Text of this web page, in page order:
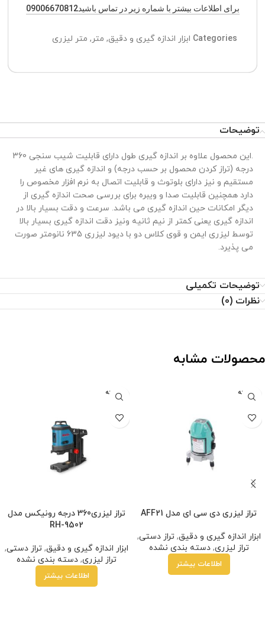
برای اطلاعات بیشتر با شماره زیر در تماس باشید09006670812
Categories ابزار اندازه گیری و دقیق, متر, متر لیزری
توضیحات
.این محصول علاوه بر اندازه گیری طول دارای قابلیت شیب سنجی 360
درجه (تراز کردن محصول بر حسب درجه) و اندازه گیری های غیر
مستقیم و نیز دارای بلوتوث و قابلیت اتصال به نرم افزار مخصوص را
دارد همچنین قابلیت صدا و ویبره برای بررسی صحت اندازه گیری از
دیگر امکانات حین اندازه گیری می باشد. سرعت و دقت بسیار بالا در
اندازه گیری یعنی کمتر از نیم ثانیه ونیز دقت اندازه گیری بسیار بالا
توسط لیزری ایمن و قوی کلاس دو با دیود لیزری 635 نانومتر صورت
می پذیرد.
توضیحات تکمیلی
نظرات (0)
محصولات مشابه
فروخته
شده
تراز لیزری دی سی ای مدل AFF21
ابزار اندازه گیری و دقیق,تراز دستی,
تراز لیزری,دسته بندی نشده
اطلاعات بیشتر
فروخته
شده
تراز لیزری360 درجه رونیکس مدل
RH-9502
ابزار اندازه گیری و دقیق,تراز دستی,
تراز لیزری,دسته بندی نشده
اطلاعات بیشتر